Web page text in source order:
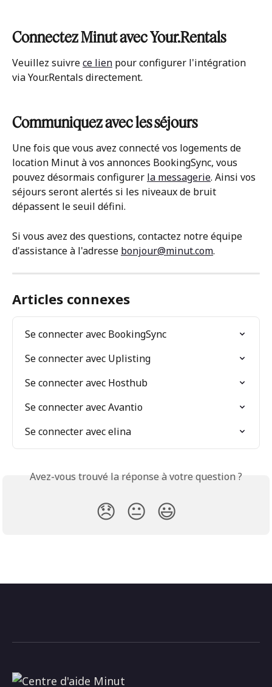
Connectez Minut avec Your.Rentals
Veuillez suivre ce lien pour configurer l'intégration
via Your.Rentals directement.
Communiquez avec les séjours
Une fois que vous avez connecté vos logements de
location Minut à vos annonces BookingSync, vous
pouvez désormais configurer la messagerie. Ainsi vos
séjours seront alertés si les niveaux de bruit
dépassent le seuil défini.
Si vous avez des questions, contactez notre équipe
d'assistance à l'adresse bonjour@minut.com.
Articles connexes
Se connecter avec BookingSync
Se connecter avec Uplisting
Se connecter avec Hosthub
Se connecter avec Avantio
Se connecter avec elina
Avez-vous trouvé la réponse à votre question ?
😞 😐 😃